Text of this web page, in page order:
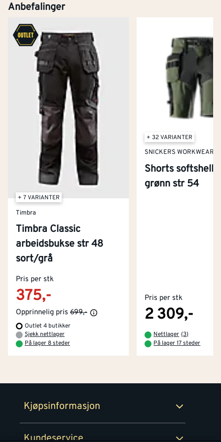
Anbefalinger
+ 7 VARIANTER
Timbra
Timbra Classic
arbeidsbukse str 48
sort/grå
Pris per stk
375,-
Opprinnelig pris 699,-
Outlet 4 butikker
Sjekk nettlager
På lager 8 steder
+ 32 VARIANTER
SNICKERS WORKWEAR
Shorts softshell
grønn str 54
Pris per stk
2 309,-
Nettlager (3)
På lager 17 steder
Kjøpsinformasjon
Kjøpsbetingelser
Betaling
Retur- og angrerettsskjema
Kundeservice
Kontakt oss
Tjenester
Montér Klubb
Om Montér
Byggevarehus og åpningstider
Prismatch
Personvern